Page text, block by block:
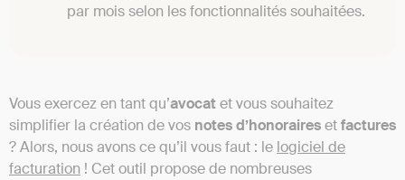
par mois selon les fonctionnalités souhaitées.
Vous exercez en tant qu’avocatet vous souhaitez
simplifier la création de vos notes d’honorairesetfactures
? Alors, nous avons ce qu’il vous faut : le logiciel de
facturation ! Cet outil propose de nombreuses